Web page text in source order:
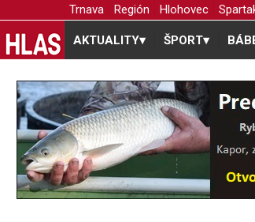
Trnava Región Hlohovec
AKTUALITY▾ ŠPORT▾